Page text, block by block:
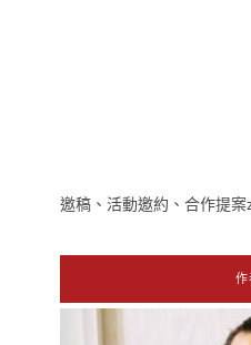
邀稿、活動邀約、合作提案
作